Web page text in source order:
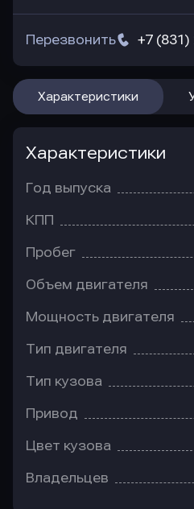
+7
Перезвонить
Характеристики
Характеристики
Год выпуска
КПП
Пробег
Объем двигателя
Мощность двигателя
Тип двигателя
Тип кузова
Привод
Цвет кузова
Владельцев